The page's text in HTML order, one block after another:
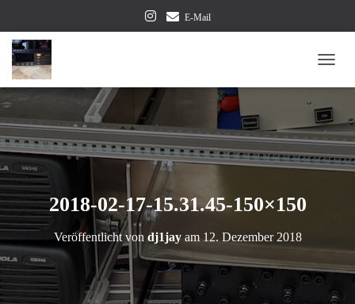
E-Mail
2018-02-17-15.31.45-150×150
Veröffentlicht von dj1jayam 12. Dezember 2018